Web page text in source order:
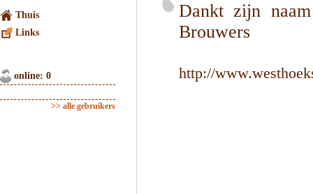
Thuis
Links
online: 0
>> alle gebruikers
Dankt zijn
Brouwers
http://